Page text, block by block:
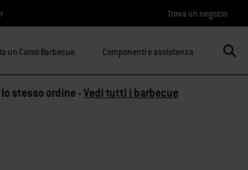
Trova un negozio
un Corso Barbecue Componenti e assistenza
stesso ordine -Vedi tutti i barbecue